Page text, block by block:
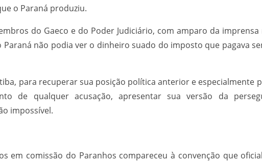
o Paraná produziu.
do Gaeco e do Poder Judiciário, com amparo da
não podia ver o dinheiro suado do imposto que pagava
para recuperar sua posição política anterior e especialmente
de qualquer acusação, apresentar sua versão da
impossível.
em comissão do Paranhos compareceu à convenção que